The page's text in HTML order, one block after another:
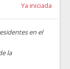
Ya iniciada
en el
la